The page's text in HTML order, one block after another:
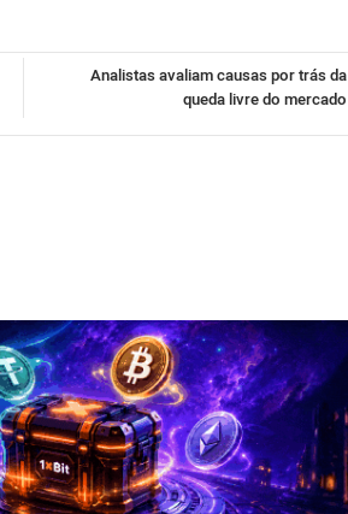
Analistas avaliam causas por trás da
queda livre do mercado